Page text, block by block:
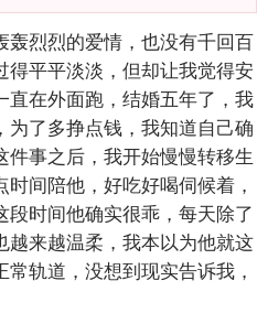
烈烈的爱情，也没有千回百
平平淡淡，但却让我觉得安
在外面跑，结婚五年了，我
了多挣点钱，我知道自己确
事之后，我开始慢慢转移生
间陪他，好吃好喝伺候着，
时间他确实很乖，每天除了
越来越温柔，我本以为他就这
轨道，没想到现实告诉我，